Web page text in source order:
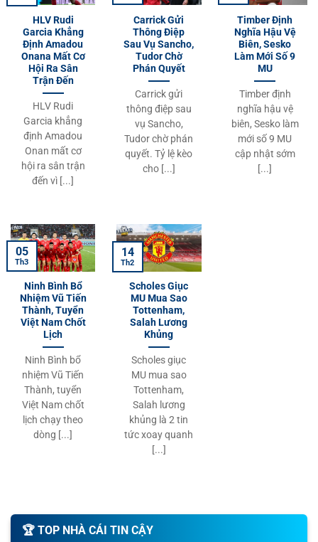
HLV Rudi
Garcia Khẳng
Định Amadou
Onana Mất Cơ
Hội Ra Sân
Trận Đến
HLV Rudi
Garcia khẳng
định Amadou
Onan mất cơ
hội ra sân trận
đến vì [...]
Carrick Gửi
Thông Điệp
Sau Vụ Sancho,
Tudor Chờ
Phán Quyết
Carrick gửi
thông điệp sau
vụ Sancho,
Tudor chờ phán
quyết. Tỷ lệ kèo
cho [...]
Timber Định
Nghĩa Hậu Vệ
Biên, Sesko
Làm Mới Số 9
MU
Timber định
nghĩa hậu vệ
biên, Sesko làm
mới số 9 MU
cập nhật sớm
[...]
Ninh Bình Bổ
Nhiệm Vũ Tiến
Thành, Tuyển
Việt Nam Chốt
Lịch
Ninh Bình bổ
nhiệm Vũ Tiến
Thành, tuyển
Việt Nam chốt
lịch chạy theo
dòng [...]
05
Th3
Scholes Giục
MU Mua Sao
Tottenham,
Salah Lương
Khủng
Scholes giục
MU mua sao
Tottenham,
Salah lương
khủng là 2 tin
tức xoay quanh
[...]
14
Th2
🏆️ TOP NHÀ CÁI TIN CẬY